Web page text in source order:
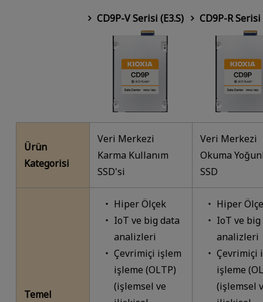
CD9P-V Serisi (E3.S) CD9P-R Serisi
Ürün
Kategorisi
Veri Merkezi
Karma Kullanım
SSD'si
Veri Merkezi
Okuma
SSD
Temel
Hiper Ölçek
IoT ve big data
analizleri
Çevrimiçi işlem
işleme (OLTP)
(işlemsel ve
Hiper
IoT ve big
analizleri
Çevrimiçi
işleme
(işlemsel